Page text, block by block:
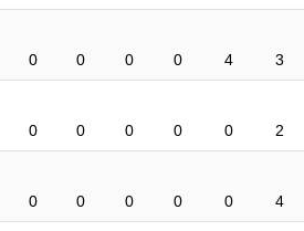
0 0 0 0 4 3
0 0 0 0 0 2
0 0 0 0 0 4